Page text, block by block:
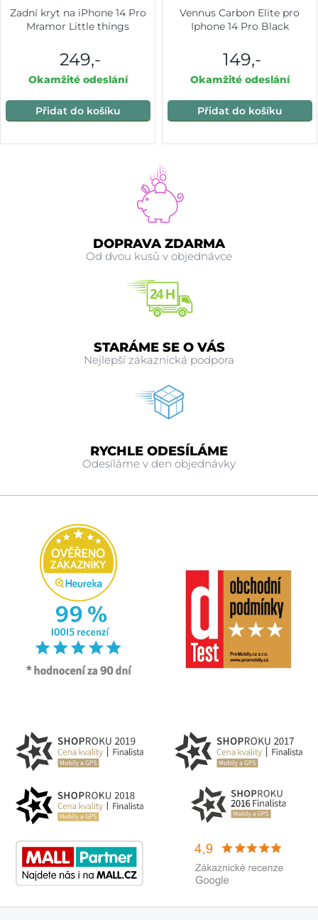
Zadní kryt na iPhone 14 Pro
Mramor Little things
249,-
Okamžité odeslání
Přidat do košíku
Vennus Carbon Elite pro
Iphone 14 Pro Black
149,-
Okamžité odeslání
Přidat do košíku
DOPRAVA ZDARMA
Od dvou kusů v objednávce
STARÁME SE O VÁS
Nejlepší zákaznická podpora
RYCHLE ODESÍLÁME
Odesíláme v den objednávky